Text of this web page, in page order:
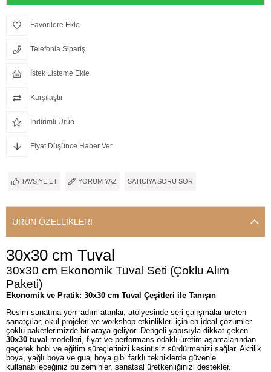
Favorilere Ekle
Telefonla Sipariş
İstek Listeme Ekle
Karşılaştır
İndirimli Ürün
Fiyat Düşünce Haber Ver
TAVSIYE ET YORUM YAZ SATICIYA SORU SOR
ÜRÜN ÖZELLIKLERI
30x30 cm Tuval
30x30 cm Ekonomik Tuval Seti (Çoklu Alım
Paketi)
Ekonomik ve Pratik: 30x30 cm Tuval Çeşitleri ile Tanışın
Resim sanatına yeni adım atanlar, atölyesinde seri çalışmalar üreten
sanatçılar, okul projeleri ve workshop etkinlikleri için en ideal çözümler
çoklu paketlerimizde bir araya geliyor. Dengeli yapısıyla dikkat çeken
30x30 tuval modelleri, fiyat ve performans odaklı üretim aşamalarından
geçerek hobi ve eğitim süreçlerinizi kesintisiz sürdürmenizi sağlar. Akrilik
boya, yağlı boya ve guaj boya gibi farklı tekniklerde güvenle
kullanabileceğiniz bu zeminler, sanatsal üretkenliğinizi destekler.